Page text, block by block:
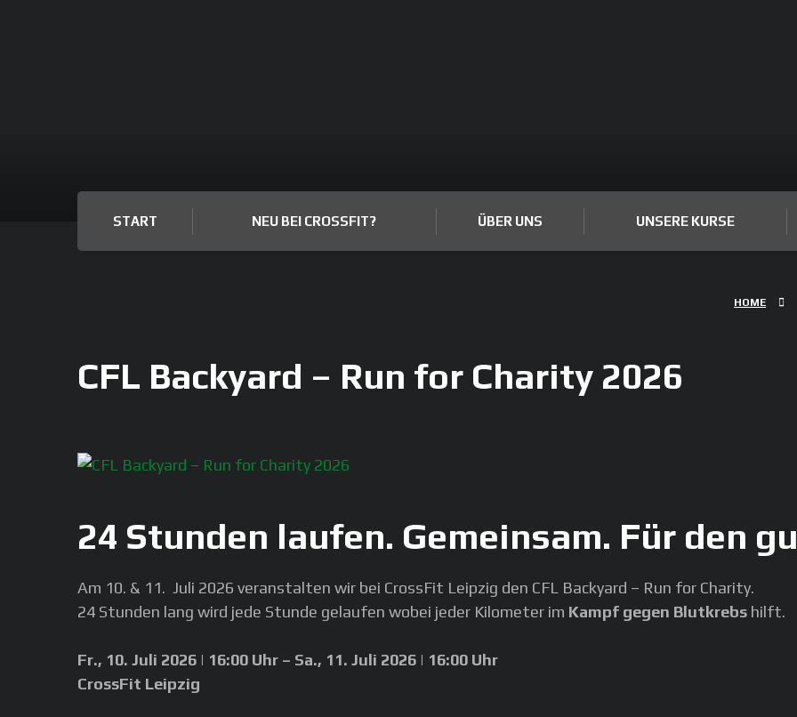
START NEU BEI CROSSFIT? ÜBER UNS UNSERE KURSE
HOME
CFL Backyard – Run for Charity 2026
24 Stunden laufen. Gemeinsam. Für den
Am 10. & 11. Juli 2026 veranstalten wir bei CrossFit Leipzig den CFL Backyard – Run for Charity.
24 Stunden lang wird jede Stunde gelaufen wobei jeder Kilometer im Kampf gegen Blutkrebs hilft.
Fr., 10. Juli 2026 | 16:00 Uhr – Sa., 11. Juli 2026 | 16:00 Uhr
CrossFit Leipzig